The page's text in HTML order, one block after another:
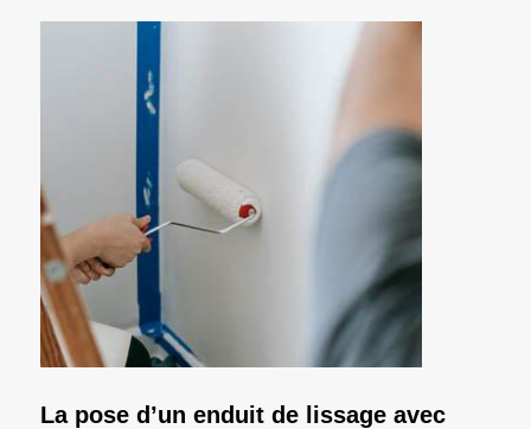
La pose d’un enduit de lissage avec